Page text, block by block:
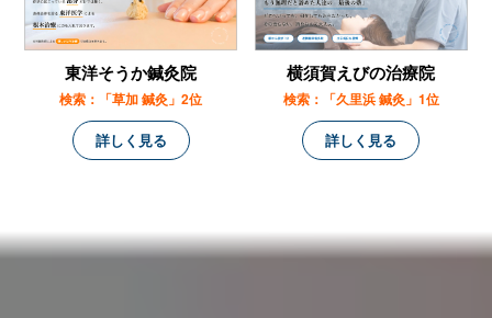
東洋そうか鍼灸院
検索：「草加 鍼灸」2位
詳しく見る
横須賀えびの治療院
検索：「久里浜 鍼灸」1位
詳しく見る